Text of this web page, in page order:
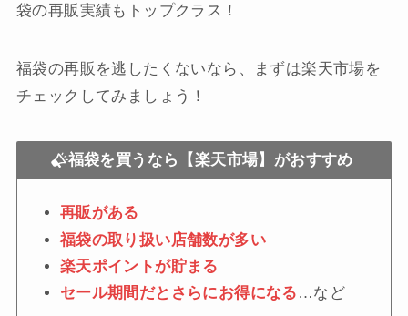
袋の再販実績もトップクラス！
福袋の再販を逃したくないなら、まずは楽天市場を
チェックしてみましょう！
福袋を買うなら【楽天市場】がおすすめ
再販がある
福袋の取り扱い店舗数が多い
楽天ポイントが貯まる
セール期間だとさらにお得になる …など